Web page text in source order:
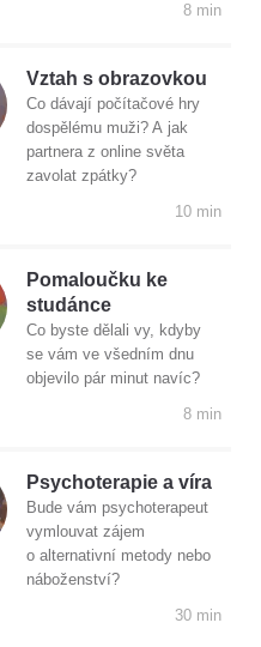
8 min
Vztah s obrazovkou
Co dávají počítačové hry
dospělému muži? A jak
partnera z online světa
zavolat zpátky?
10 min
Pomaloučku ke
studánce
Co byste dělali vy, kdyby
se vám ve všedním dnu
objevilo pár minut navíc?
8 min
Psychoterapie a víra
Bude vám psychoterapeut
vymlouvat zájem
o alternativní metody nebo
náboženství?
30 min